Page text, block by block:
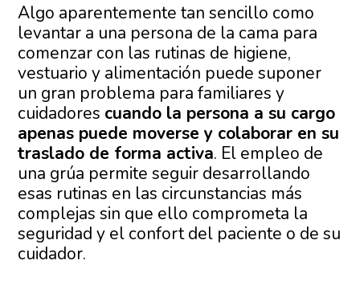
Algo aparentemente tan sencillo como
levantar a una persona de la cama para
comenzar con las rutinas de higiene,
vestuario y alimentación puede suponer
un gran problema para familiares y
cuidadores cuando la persona a su cargo
apenas puede moverse y colaborar en su
traslado de forma activa. El empleo de
una grúa permite seguir desarrollando
esas rutinas en las circunstancias más
complejas sin que ello comprometa la
seguridad y el confort del paciente o de su
cuidador.